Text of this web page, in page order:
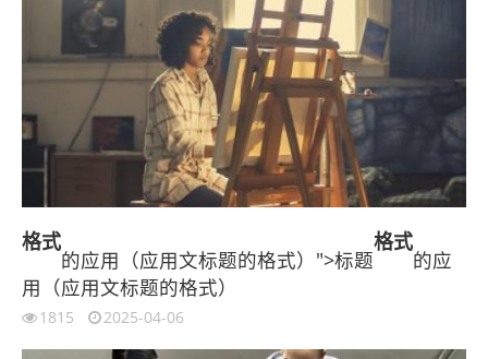
格式
的应用（应用文标题的格式）">标题
格式
的应
用（应用文标题的格式）
1815 2025-04-06